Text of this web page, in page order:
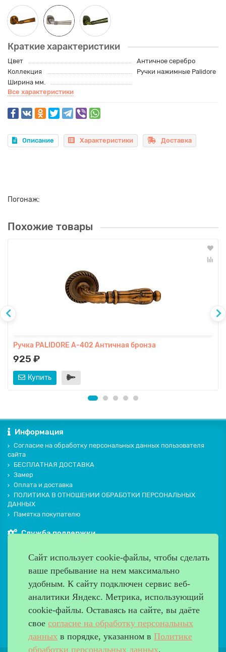
Краткие характеристики
Цвет
Античное серебро
Коллекция
Ручки нажимные Palidore
Ширина мм.
Все характеристики
Описание Характеристики Доставка
Погонаж:
Похожие товары
Ручка PALIDORE A-402 Античная бронза
925 ₽
Купить
Информация
Согласие на обработку персональных данных пользователя
сайта
БЕСПЛАТНАЯ ДОСТАВКА
Замер
Оплата и доставка
ПОЛИТИКА В ОТНОШЕНИИ ОБРАБОТКИ ПЕРСОНАЛЬНЫХ
ДАННЫХ
Памятка покупателю
Служба поддержки
Производители
Дополнительно
Наш адрес
Работаем с 9:00 до 20:00
8 (499) 685-33-26
Сайт использует cookie-файлы, чтобы сделать
ваше пребывание на нем максимально
удобным. К cайту подключен сервис веб-
аналитики Яндекс. Метрика, использующий
cookie-файлы. Оставаясь на сайте, вы даёте
свое согласие на обработку персональных
данных в порядке, указанном в Политике
обработки персональных данных.